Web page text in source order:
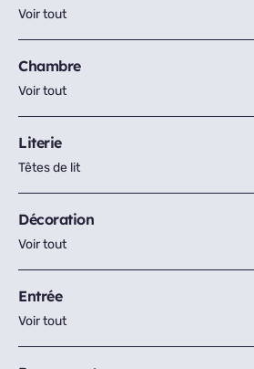
Voir tout
Chambre
Voir tout
Literie
Têtes de lit
Décoration
Voir tout
Entrée
Voir tout